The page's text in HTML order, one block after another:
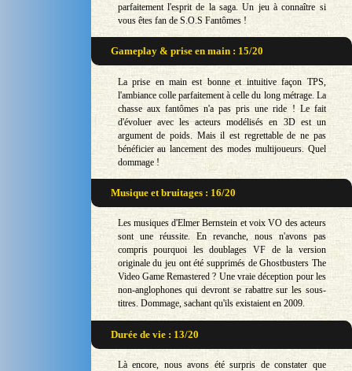
parfaitement l'esprit de la saga. Un jeu à connaître si
vous êtes fan de S.O.S Fantômes !
Gameplay & prise en main : 15/20
La prise en main est bonne et intuitive façon TPS,
l'ambiance colle parfaitement à celle du long métrage. La
chasse aux fantômes n'a pas pris une ride ! Le fait
d'évoluer avec les acteurs modélisés en 3D est un
argument de poids. Mais il est regrettable de ne pas
bénéficier au lancement des modes multijoueurs. Quel
dommage !
Musique et bruitages : 16/20
Les musiques d'Elmer Bernstein et voix VO des acteurs
sont une réussite. En revanche, nous n'avons pas
compris pourquoi les doublages VF de la version
originale du jeu ont été supprimés de Ghostbusters The
Video Game Remastered ? Une vraie déception pour les
non-anglophones qui devront se rabattre sur les sous-
titres. Dommage, sachant qu'ils existaient en 2009.
Durée de vie : 13/20
Là encore, nous avons été surpris de constater que